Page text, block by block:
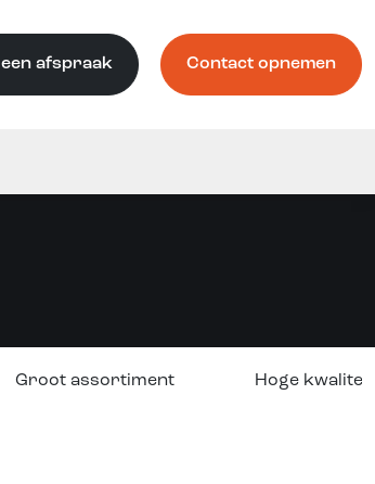
afspraak Contact opnemen
Groot assortiment Hoge kwaliteit